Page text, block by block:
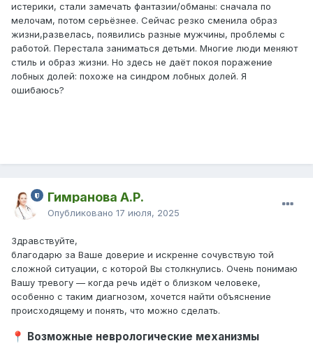
истерики, стали замечать фантазии/обманы: сначала по
мелочам, потом серьёзнее. Сейчас резко сменила образ
жизни,развелась, появились разные мужчины, проблемы с
работой. Перестала заниматься детьми. Многие люди меняют
стиль и образ жизни. Но здесь не даёт покоя поражение
лобных долей: похоже на синдром лобных долей. Я
ошибаюсь?
Гимранова А.Р.
Опубликовано 17 июля, 2025
Здравствуйте,
благодарю за Ваше доверие и искренне сочувствую той
сложной ситуации, с которой Вы столкнулись. Очень понимаю
Вашу тревогу — когда речь идёт о близком человеке,
особенно с таким диагнозом, хочется найти объяснение
происходящему и понять, что можно сделать.
📍 Возможные неврологические механизмы